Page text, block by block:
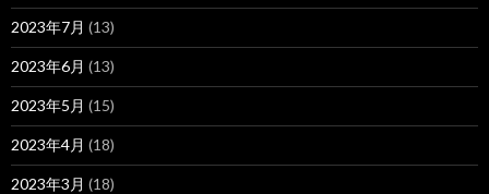
2023年7月 (13)
2023年6月 (13)
2023年5月 (15)
2023年4月 (18)
2023年3月 (18)